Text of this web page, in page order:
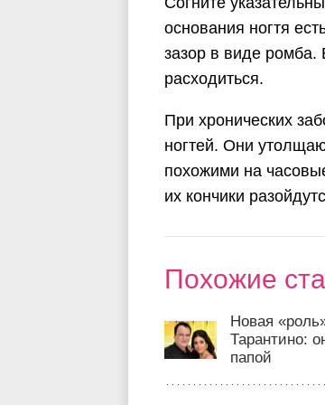
основания ногтя
зазор в виде ромба.
расходиться.
При хронических
ногтей. Они
похожими на
их кончики
Похожие
Новая
Тарантино:
папой